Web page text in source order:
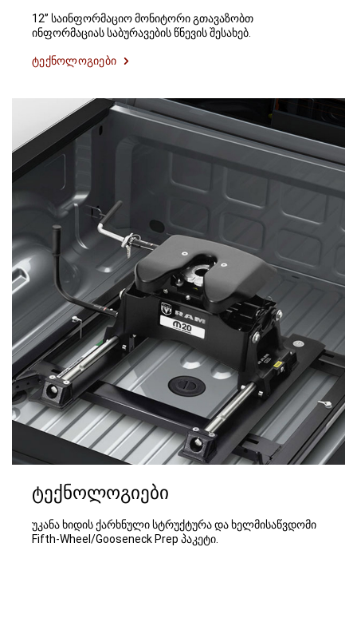
12’’ საინფორმაციო მონიტორი გთავაზობთ
ინფორმაციას საბურავების წნევის შესახებ.
ტექნოლოგიები
ტექნოლოგიები
უკანა ხიდის ქარხნული სტრუქტურა და ხელმისაწვდომი
Fifth-Wheel/Gooseneck Prep პაკეტი.